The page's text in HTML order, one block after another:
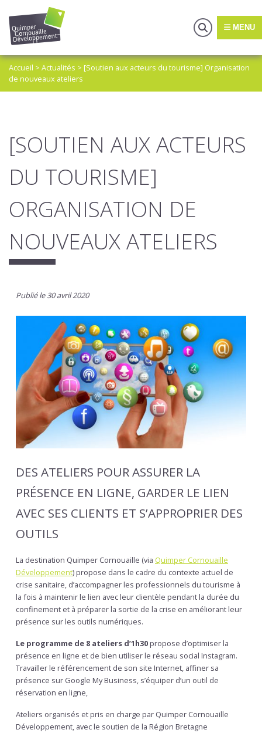
MENU
Accueil > Actualités > [Soutien aux acteurs du tourisme] Organisation
de nouveaux ateliers
[SOUTIEN AUX ACTEURS
DU TOURISME]
ORGANISATION DE
NOUVEAUX ATELIERS
Publié le 30 avril 2020
DES ATELIERS POUR ASSURER LA
PRÉSENCE EN LIGNE, GARDER LE LIEN
AVEC SES CLIENTS ET S’APPROPRIER DES
OUTILS
La destination Quimper Cornouaille (via Quimper Cornouaille
Développement) propose dans le cadre du contexte actuel de
crise sanitaire, d’accompagner les professionnels du tourisme à
la fois à maintenir le lien avec leur clientèle pendant la durée du
confinement et à préparer la sortie de la crise en améliorant leur
présence sur les outils numériques.
Le programme de 8 ateliers d’1h30 propose d’optimiser la
présence en ligne et de bien utiliser le réseau social Instagram.
Travailler le référencement de son site Internet, affiner sa
présence sur Google My Business, s’équiper d’un outil de
réservation en ligne,
Ateliers organisés et pris en charge par Quimper Cornouaille
Développement, avec le soutien de la Région Bretagne